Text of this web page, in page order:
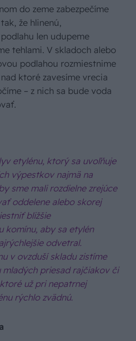
do zeme zabezpečíme
že hlinenú,
len udupeme
tehlami. V skladoch alebo
podlahou rozmiestnime
ktoré zavesíme vrecia
– z nich sa bude voda
etylénu, ktorý sa uvoľňuje
výpestkov najmä na
sme mali rozdielne zrejúce
oddelene alebo skorej
bližšie
komínu, aby sa etylén
odvetral.
v ovzduší skladu zistíme
priesad rajčiakov či
už pri nepatrnej
rýchlo zvädnú.